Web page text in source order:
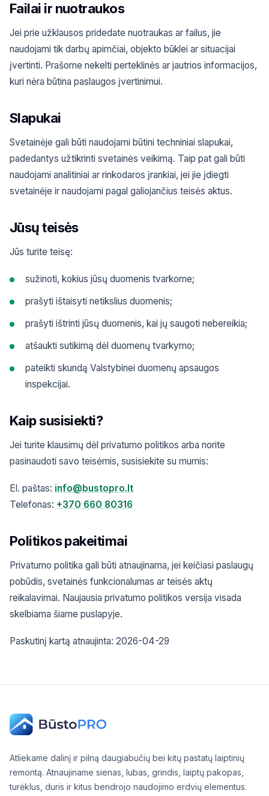
Failai ir nuotraukos
Jei prie užklausos pridedate nuotraukas ar failus, jie
naudojami tik darbų apimčiai, objekto būklei ar situacijai
įvertinti. Prašome nekelti perteklinės ar jautrios informacijos,
kuri nėra būtina paslaugos įvertinimui.
Slapukai
Svetainėje gali būti naudojami būtini techniniai slapukai,
padedantys užtikrinti svetainės veikimą. Taip pat gali būti
naudojami analitiniai ar rinkodaros įrankiai, jei jie įdiegti
svetainėje ir naudojami pagal galiojančius teisės aktus.
Jūsų teisės
Jūs turite teisę:
sužinoti, kokius jūsų duomenis tvarkome;
prašyti ištaisyti netikslius duomenis;
prašyti ištrinti jūsų duomenis, kai jų saugoti nebereikia;
atšaukti sutikimą dėl duomenų tvarkymo;
pateikti skundą Valstybinei duomenų apsaugos
inspekcijai.
Kaip susisiekti?
Jei turite klausimų dėl privatumo politikos arba norite
pasinaudoti savo teisėmis, susisiekite su mumis:
El. paštas: info@bustopro.lt
Telefonas: +370 660 80316
Politikos pakeitimai
Privatumo politika gali būti atnaujinama, jei keičiasi paslaugų
pobūdis, svetainės funkcionalumas ar teisės aktų
reikalavimai. Naujausia privatumo politikos versija visada
skelbiama šiame puslapyje.
Paskutinį kartą atnaujinta: 2026-04-29
Atliekame dalinį ir pilną daugiabučių bei kitų pastatų laiptinių
remontą. Atnaujiname sienas, lubas, grindis, laiptų pakopas,
turėklus, duris ir kitus bendrojo naudojimo erdvių elementus.